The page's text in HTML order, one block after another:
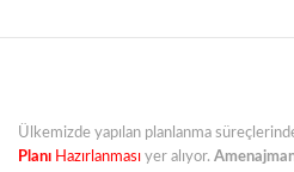
Ülkemizde yapılan planlanma
Planı Hazırlanması yer alıyor.